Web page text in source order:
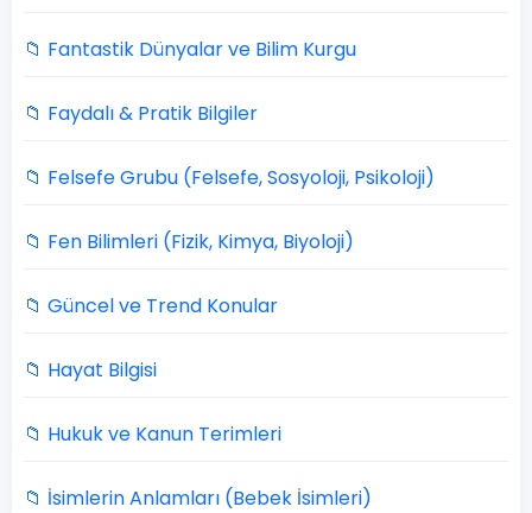
📁 Fantastik Dünyalar ve Bilim Kurgu
📁 Faydalı & Pratik Bilgiler
📁 Felsefe Grubu (Felsefe, Sosyoloji, Psikoloji)
📁 Fen Bilimleri (Fizik, Kimya, Biyoloji)
📁 Güncel ve Trend Konular
📁 Hayat Bilgisi
📁 Hukuk ve Kanun Terimleri
📁 İsimlerin Anlamları (Bebek İsimleri)